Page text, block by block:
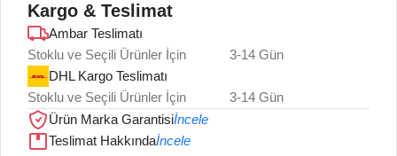
Kargo & Teslimat
Ambar Teslimatı
Stoklu ve Seçili Ürünler İçin
3-14 Gün
DHL Kargo Teslimatı
Stoklu ve Seçili Ürünler İçin
3-14 Gün
Ürün Marka Garantisiİncele
Teslimat Hakkındaİncele